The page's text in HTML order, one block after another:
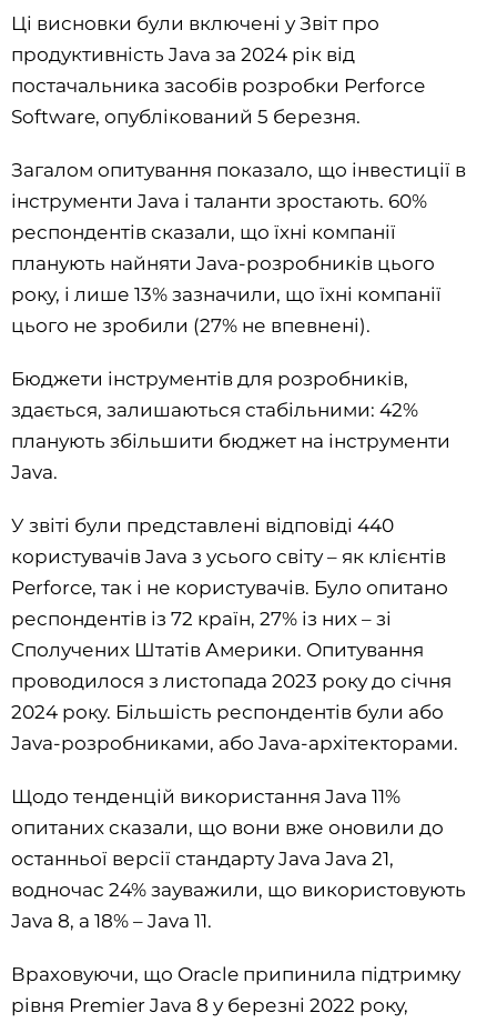
Ці висновки були включені у Звіт про
продуктивність Java за 2024 рік від
постачальника засобів розробки Perforce
Software, опублікований 5 березня.
Загалом опитування показало, що інвестиції в
інструменти Java і таланти зростають. 60%
респондентів сказали, що їхні компанії
планують найняти Java-розробників цього
року, і лише 13% зазначили, що їхні компанії
цього не зробили (27% не впевнені).
Бюджети інструментів для розробників,
здається, залишаються стабільними: 42%
планують збільшити бюджет на інструменти
Java.
У звіті були представлені відповіді 440
користувачів Java з усього світу – як клієнтів
Perforce, так і не користувачів. Було опитано
респондентів із 72 країн, 27% із них – зі
Сполучених Штатів Америки. Опитування
проводилося з листопада 2023 року до січня
2024 року. Більшість респондентів були або
Java-розробниками, або Java-архітекторами.
Щодо тенденцій використання Java 11%
опитаних сказали, що вони вже оновили до
останньої версії стандарту Java Java 21,
водночас 24% зауважили, що використовують
Java 8, а 18% – Java 11.
Враховуючи, що Oracle припинила підтримку
рівня Premier Java 8 у березні 2022 року,